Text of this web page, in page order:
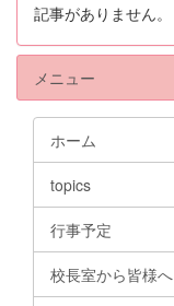
記事がありません。
メニュー
ホーム
topics
行事予定
校長室から皆様へ